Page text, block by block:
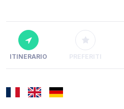
ITINERARIO PREFERITI